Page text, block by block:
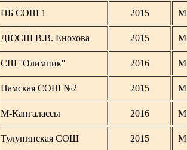
НБ СОШ 1 2015 М
ДЮСШ В.В. Енохова 2015 М
СШ ''Олимпик'' 2016 М
Намская СОШ №2 2015 М
М-Кангалассы 2016 М
Тулунинская СОШ 2015 М